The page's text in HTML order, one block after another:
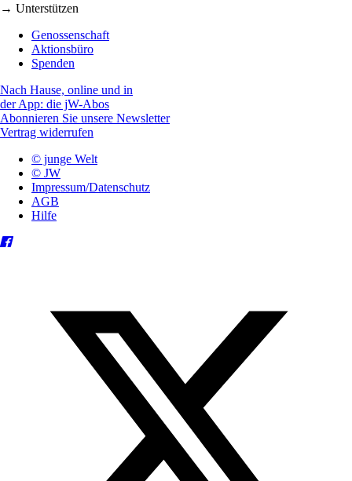
→ Unterstützen
Genossenschaft
Aktionsbüro
Spenden
Nach Hause, online und in
der App: die jW-Abos
Abonnieren Sie unsere Newsletter
Vertrag widerrufen
© junge Welt
© JW
Impressum/Datenschutz
AGB
Hilfe